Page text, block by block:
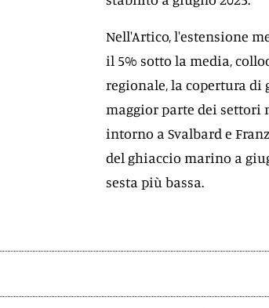
Nell'Artico, l'estensione
il 5% sotto la media,
regionale, la copertura
maggior parte dei settori
intorno a Svalbard e
del ghiaccio marino a
sesta più bassa.